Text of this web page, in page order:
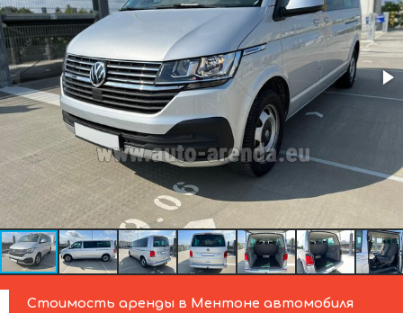
Стоимость аренды в Ментоне автомобиля